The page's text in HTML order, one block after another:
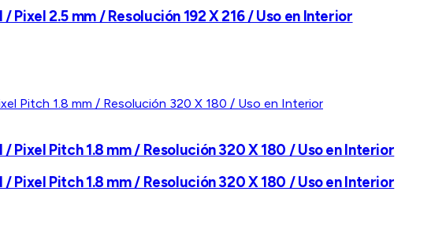
Pixel 2.5 mm / Resolución 192 X 216 / Uso en Interior
Pixel Pitch 1.8 mm / Resolución 320 X 180 / Uso en Interior
Pixel Pitch 1.8 mm / Resolución 320 X 180 / Uso en Interior